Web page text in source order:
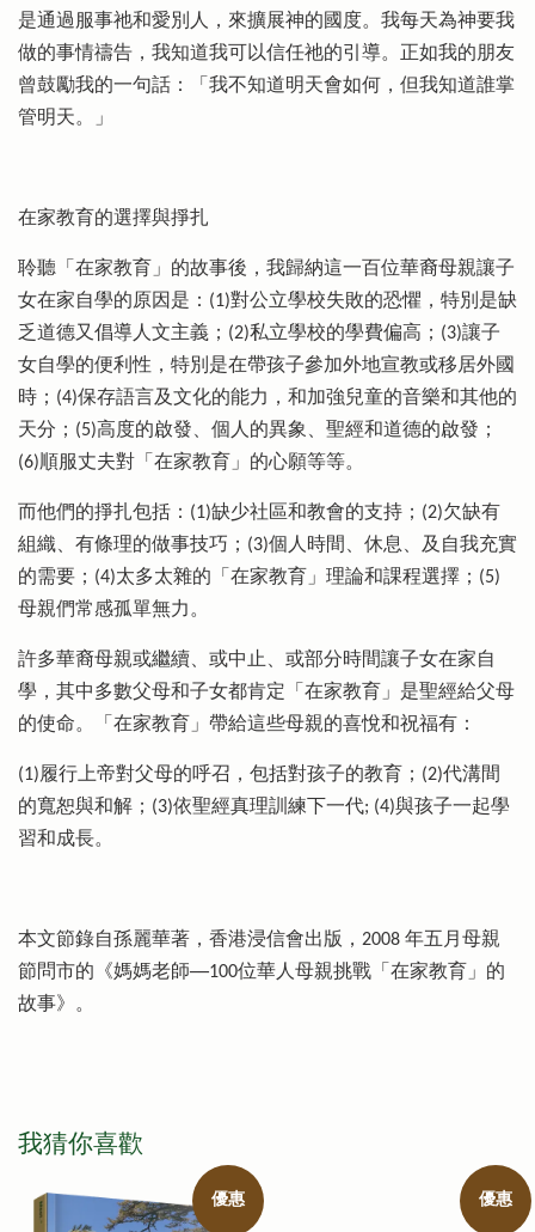
是通過服事祂和愛別人，來擴展神的國度。我每天為神要我
做的事情禱告，我知道我可以信任祂的引導。正如我的朋友
曾鼓勵我的一句話：「我不知道明天會如何，但我知道誰掌
管明天。」
在家教育的選擇與掙扎
聆聽「在家教育」的故事後，我歸納這一百位華裔母親讓子
女在家自學的原因是：(1)對公立學校失敗的恐懼，特別是缺
乏道德又倡導人文主義；(2)私立學校的學費偏高；(3)讓子
女自學的便利性，特別是在帶孩子參加外地宣教或移居外國
時；(4)保存語言及文化的能力，和加強兒童的音樂和其他的
天分；(5)高度的啟發、個人的異象、聖經和道德的啟發；
(6)順服丈夫對「在家教育」的心願等等。
而他們的掙扎包括：(1)缺少社區和教會的支持；(2)欠缺有
組織、有條理的做事技巧；(3)個人時間、休息、及自我充實
的需要；(4)太多太雜的「在家教育」理論和課程選擇；(5)
母親們常感孤單無力。
許多華裔母親或繼續、或中止、或部分時間讓子女在家自
學，其中多數父母和子女都肯定「在家教育」是聖經給父母
的使命。「在家教育」帶給這些母親的喜悅和祝福有：
(1)履行上帝對父母的呼召，包括對孩子的教育；(2)代溝間
的寬恕與和解；(3)依聖經真理訓練下一代; (4)與孩子一起學
習和成長。
本文節錄自孫麗華著，香港浸信會出版，2008 年五月母親
節問市的《媽媽老師──100位華人母親挑戰「在家教育」的
故事》。
我猜你喜歡
優惠 優惠